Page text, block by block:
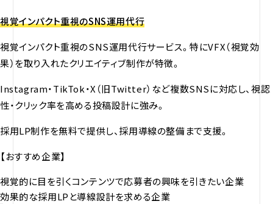
視覚インパクト重視のSNS運用代行
視覚インパクト重視のSNS運用代行サービス。特にVFX（視覚効
果）を取り入れたクリエイティブ制作が特徴。
Instagram・TikTok・X（旧Twitter）など複数SNSに対応し、視認
性・クリック率を高める投稿設計に強み。
採用LP制作を無料で提供し、採用導線の整備まで支援。
【おすすめ企業】
視覚的に目を引くコンテンツで応募者の興味を引きたい企業
効果的な採用LPと導線設計を求める企業